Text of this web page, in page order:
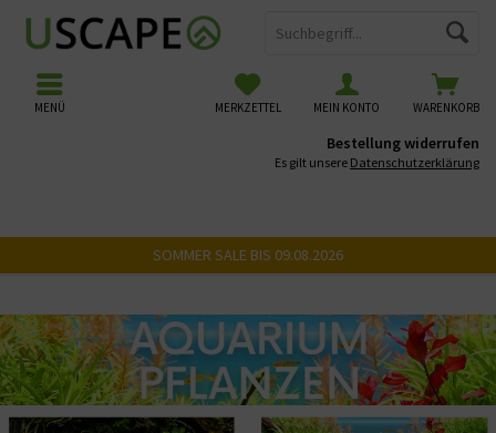
WARENKORB
MERKZETTEL MEIN KONTO
MENÜ
Bestellung widerrufen
Es gilt unsere Datenschutzerklärung
SOMMER SALE BIS 09.08.2026